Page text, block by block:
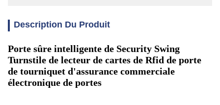
Description Du Produit
Porte sûre intelligente de Security Swing
Turnstile de lecteur de cartes de Rfid de porte
de tourniquet d'assurance commerciale
électronique de portes